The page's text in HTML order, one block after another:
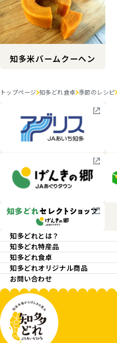
知多米バームクーヘン
トップページ 知多どれ食卓 季節のレシピ
知多どれとは？
知多どれ特産品
知多どれ食卓
知多どれオリジナル商品
お問い合わせ